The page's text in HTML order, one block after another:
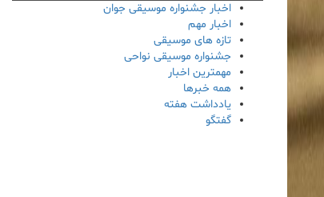
اخبار جشنواره موسیقی جوان
اخبار مهم
تازه های موسیقی
جشنواره موسیقی نواحی
مهمترین اخبار
همه خبرها
یادداشت هفته
گفتگو